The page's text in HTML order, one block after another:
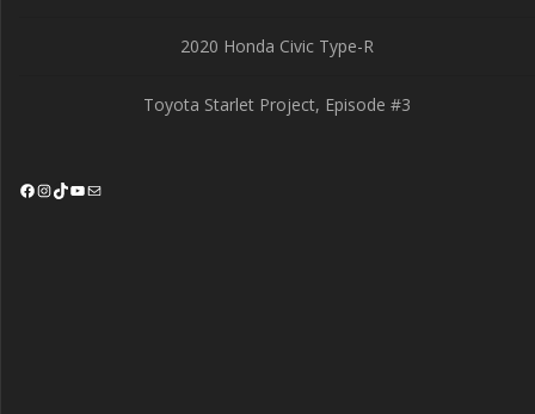
2020 Honda Civic Type-R
Toyota Starlet Project, Episode #3
Facebook
Instagram
TikTok
YouTube
Mail